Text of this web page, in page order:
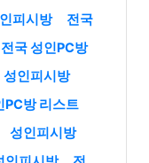
피시방
전국
전국 성인PC방
성인피시방
PC방 리스트
성인피시방